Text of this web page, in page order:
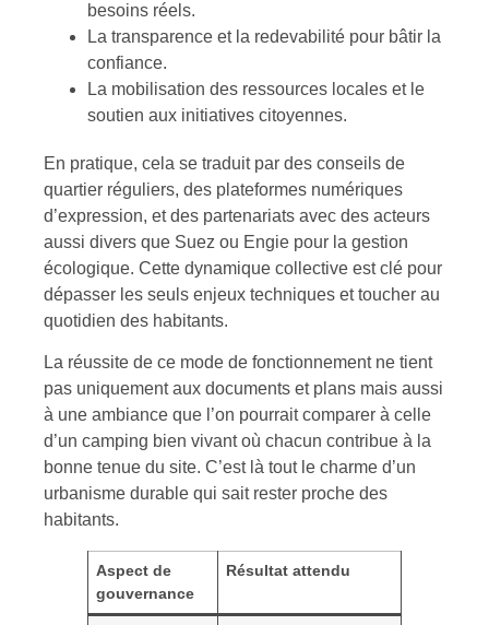
besoins réels.
La transparence et la redevabilité pour bâtir la
confiance.
La mobilisation des ressources locales et le
soutien aux initiatives citoyennes.
En pratique, cela se traduit par des conseils de
quartier réguliers, des plateformes numériques
d’expression, et des partenariats avec des acteurs
aussi divers que Suez ou Engie pour la gestion
écologique. Cette dynamique collective est clé pour
dépasser les seuls enjeux techniques et toucher au
quotidien des habitants.
La réussite de ce mode de fonctionnement ne tient
pas uniquement aux documents et plans mais aussi
à une ambiance que l’on pourrait comparer à celle
d’un camping bien vivant où chacun contribue à la
bonne tenue du site. C’est là tout le charme d’un
urbanisme durable qui sait rester proche des
habitants.
Aspect de
gouvernance
Résultat attendu